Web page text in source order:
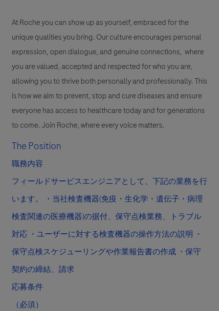
At Roche you can show up as yourself, embraced for the
unique qualities you bring. Our culture encourages personal
expression, open dialogue, and genuine connections, where
you are valued, accepted and respected for who you are,
allowing you to thrive both personally and professionally. This
is how we aim to prevent, stop and cure diseases and ensure
everyone has access to healthcare today and for generations
to come. Join Roche, where every voice matters.
The Position
職務内容
フィールドサービスエンジニアとして、下記の業務を行
います。 ・当社検査機器(免疫・生化学・遺伝子・病理
検査関連の医療機器)の据付、保守点検業務、トラブル
対応 ・ユーザーに対する検査機器の操作方法の説明 ・
保守点検スケジューリングや作業報告書の作成 ・保守
契約の締結、請求
応募条件
（必須）